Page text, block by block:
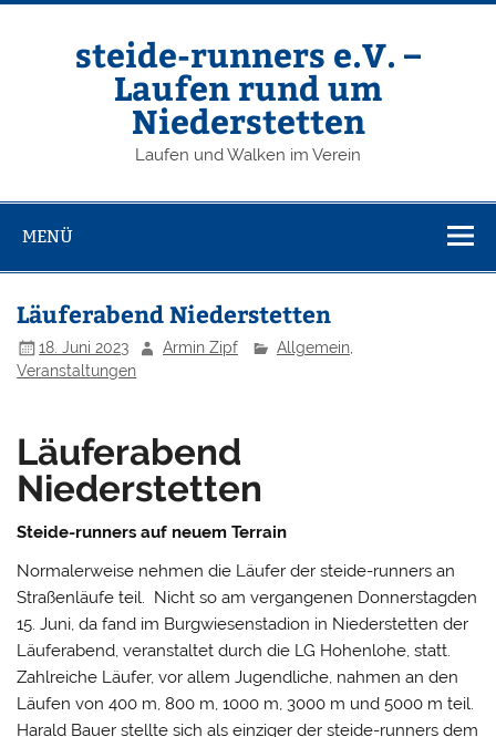
Zum
steide-runners e.V. –
Laufen rund um
Niederstetten
Laufen und Walken im Verein
MENÜ
Läuferabend Niederstetten
18. Juni 2023 Armin Zipf Allgemein,
Veranstaltungen
Läuferabend
Niederstetten
Steide-runners auf neuem Terrain
Normalerweise nehmen die Läufer der steide-runners an
Straßenläufe teil. Nicht so am vergangenen Donnerstagden
15. Juni, da fand im Burgwiesenstadion in Niederstetten der
Läuferabend, veranstaltet durch die LG Hohenlohe, statt.
Zahlreiche Läufer, vor allem Jugendliche, nahmen an den
Läufen von 400 m, 800 m, 1000 m, 3000 m und 5000 m teil.
Harald Bauer stellte sich als einziger der steide-runners dem